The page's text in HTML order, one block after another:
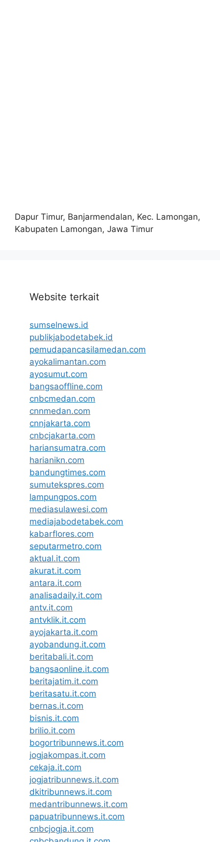
Dapur Timur, Banjarmendalan, Kec. Lamongan,
Kabupaten Lamongan, Jawa Timur
Website terkait
sumselnews.id
publikjabodetabek.id
pemudapancasilamedan.com
ayokalimantan.com
ayosumut.com
bangsaoffline.com
cnbcmedan.com
cnnmedan.com
cnnjakarta.com
cnbcjakarta.com
hariansumatra.com
harianikn.com
bandungtimes.com
sumutekspres.com
lampungpos.com
mediasulawesi.com
mediajabodetabek.com
kabarflores.com
seputarmetro.com
aktual.it.com
akurat.it.com
antara.it.com
analisadaily.it.com
antv.it.com
antvklik.it.com
ayojakarta.it.com
ayobandung.it.com
beritabali.it.com
bangsaonline.it.com
beritajatim.it.com
beritasatu.it.com
bernas.it.com
bisnis.it.com
brilio.it.com
bogortribunnews.it.com
jogjakompas.it.com
cekaja.it.com
jogjatribunnews.it.com
dkitribunnews.it.com
medantribunnews.it.com
papuatribunnews.it.com
cnbcjogja.it.com